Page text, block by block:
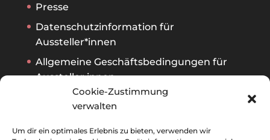
Cookie-Zustimmung
verwalten
Um dir ein optimales Erlebnis zu bieten, verwenden wir
Presse
Datenschutzinformation für
Aussteller*innen
Allgemeine Geschäftsbedingungen für
Aussteller:innen